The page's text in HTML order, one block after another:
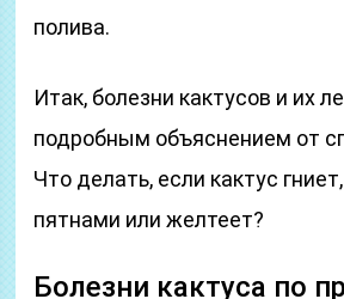
полива.
Итак, болезни кактусов и их
подробным объяснением от
Что делать, если кактус
пятнами или желтеет?
Болезни кактуса по